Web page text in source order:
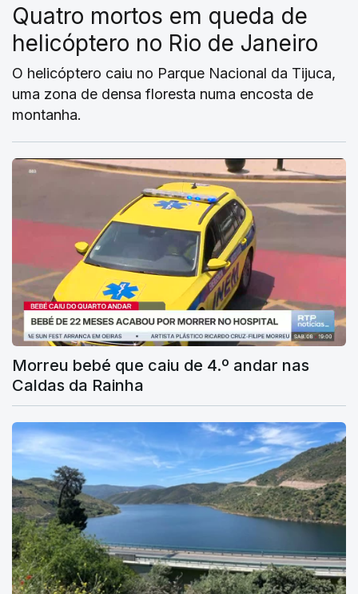
Quatro mortos em queda de
helicóptero no Rio de Janeiro
O helicóptero caiu no Parque Nacional da Tijuca,
uma zona de densa floresta numa encosta de
montanha.
Morreu bebé que caiu de 4.º andar nas
Caldas da Rainha